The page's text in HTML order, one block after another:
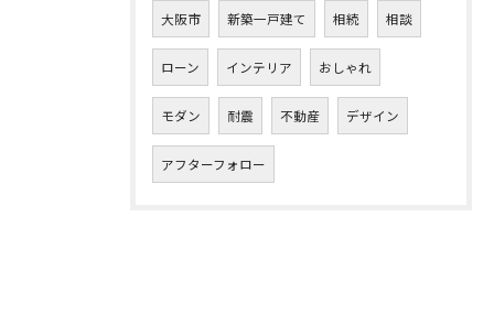
大阪市 新築一戸建て 相続 相談
ローン インテリア おしゃれ
モダン 耐震 不動産 デザイン
アフターフォロー